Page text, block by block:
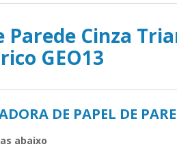
Parede Cinza
GEO13
DE PAPEL DE
abaixo